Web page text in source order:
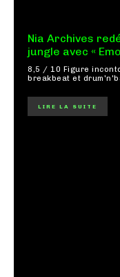
Nia Archives
jungle avec «
8,5 / 10 Figure incontournable du renouveau de la scène
breakbeat et
LIRE LA SUITE